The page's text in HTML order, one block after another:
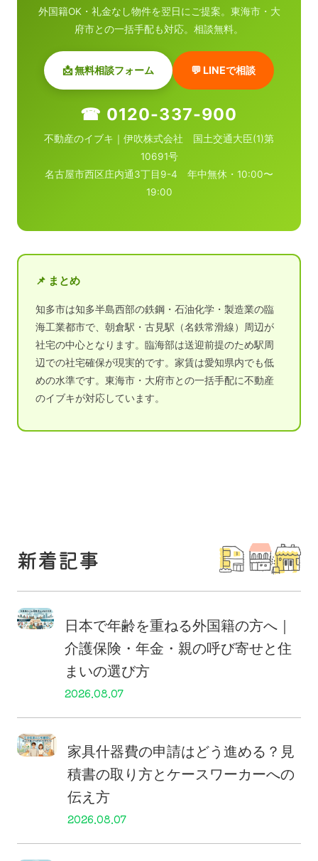
外国籍OK・礼金なし物件を翌日にご提案。東海市・大
府市との一括手配も対応。相談無料。
📩 無料相談フォーム 💬 LINEで相談
☎ 0120-337-900
不動産のイブキ｜伊吹株式会社 国土交通大臣(1)第
10691号
名古屋市西区庄内通3丁目9-4 年中無休・10:00〜
19:00
📌 まとめ
知多市は知多半島西部の鉄鋼・石油化学・製造業の臨
海工業都市で、朝倉駅・古見駅（名鉄常滑線）周辺が
社宅の中心となります。臨海部は送迎前提のため駅周
辺での社宅確保が現実的です。家賃は愛知県内でも低
めの水準です。東海市・大府市との一括手配に不動産
のイブキが対応しています。
新着記事
日本で年齢を重ねる外国籍の方へ｜
介護保険・年金・親の呼び寄せと住
まいの選び方
2026.08.07
家具什器費の申請はどう進める？見
積書の取り方とケースワーカーへの
伝え方
2026.08.07